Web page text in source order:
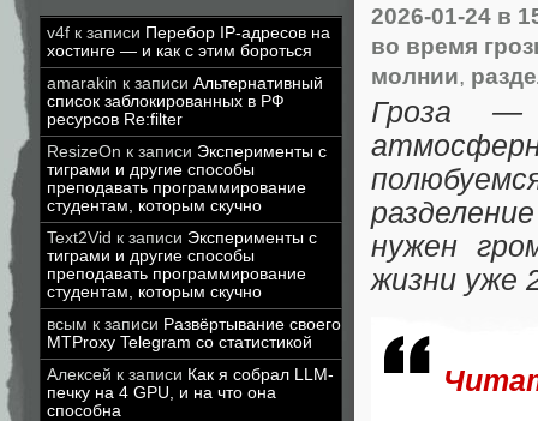
v4f к записи Перебор IP-адресов на
хостинге — и как с этим бороться
amarakin к записи Альтернативный
список заблокированных в РФ
ресурсов Re:filter
ResizeOn к записи Эксперименты с
тиграми и другие способы
преподавать программирование
студентам, которым скучно
Text2Vid к записи Эксперименты с
тиграми и другие способы
преподавать программирование
студентам, которым скучно
всым к записи Развёртывание своего
MTProxy Telegram со статистикой
Алексей к записи Как я собрал LLM-
печку на 4 GPU, и на что она
способна
2026-01-24 в
во время
молнии,
Гроза —
нужен
жизни уже